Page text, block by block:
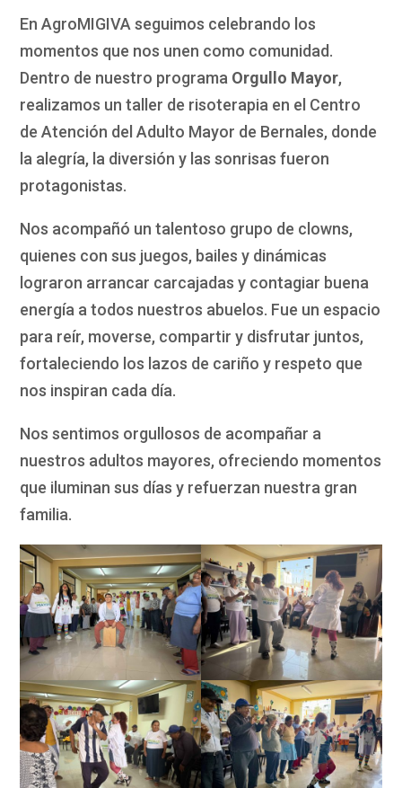
En AgroMIGIVA seguimos celebrando los
momentos que nos unen como comunidad.
Dentro de nuestro programa Orgullo Mayor,
realizamos un taller de risoterapia en el Centro
de Atención del Adulto Mayor de Bernales, donde
la alegría, la diversión y las sonrisas fueron
protagonistas.
Nos acompañó un talentoso grupo de clowns,
quienes con sus juegos, bailes y dinámicas
lograron arrancar carcajadas y contagiar buena
energía a todos nuestros abuelos. Fue un espacio
para reír, moverse, compartir y disfrutar juntos,
fortaleciendo los lazos de cariño y respeto que
nos inspiran cada día.
Nos sentimos orgullosos de acompañar a
nuestros adultos mayores, ofreciendo momentos
que iluminan sus días y refuerzan nuestra gran
familia.